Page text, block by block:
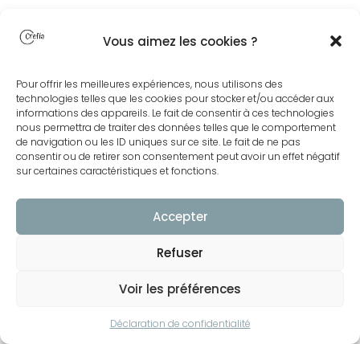
Vous aimez les cookies ?
Pour offrir les meilleures expériences, nous utilisons des
technologies telles que les cookies pour stocker et/ou accéder aux
informations des appareils. Le fait de consentir à ces technologies
nous permettra de traiter des données telles que le comportement
de navigation ou les ID uniques sur ce site. Le fait de ne pas
consentir ou de retirer son consentement peut avoir un effet négatif
sur certaines caractéristiques et fonctions.
Accepter
Refuser
Voir les préférences
Déclaration de confidentialité